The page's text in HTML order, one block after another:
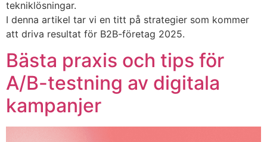
tekniklösningar.
I denna artikel tar vi en titt på strategier som kommer
att driva resultat för B2B-företag 2025.
Bästa praxis och tips för
A/B-testning av digitala
kampanjer